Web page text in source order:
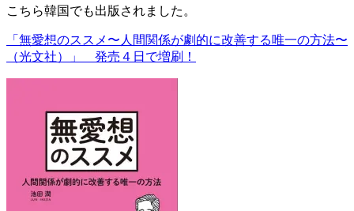
こちら韓国でも出版されました。
「無愛想のススメ〜人間関係が劇的に改善する唯一の方法〜
（光文社）」 発売４日で増刷！